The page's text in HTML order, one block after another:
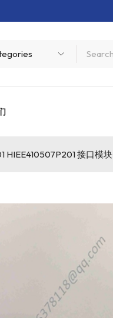
HIEE410507P201 接口模块